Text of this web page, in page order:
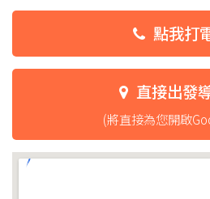
點我打
直接出發
(將直接為您開啟